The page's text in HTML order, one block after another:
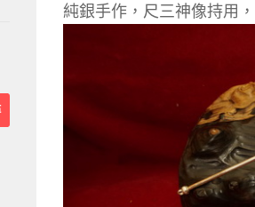
純銀手作，尺三神像持用